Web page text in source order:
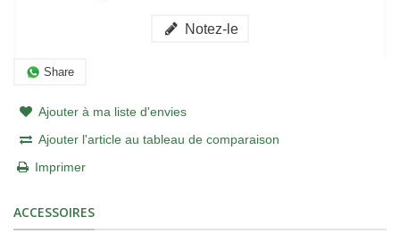
Notez-le
Share
Ajouter à ma liste d'envies
Ajouter l'article au tableau de comparaison
Imprimer
ACCESSOIRES